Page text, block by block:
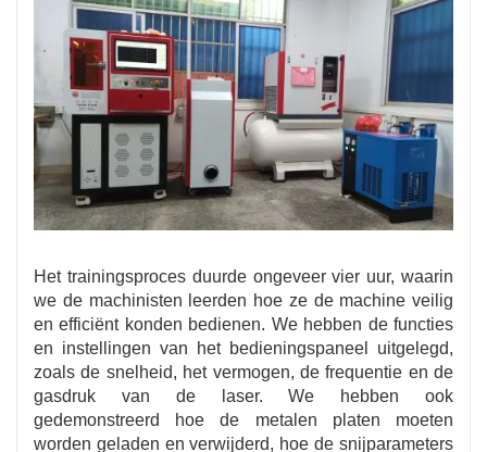
Het trainingsproces duurde ongeveer vier uur, waarin
we de machinisten leerden hoe ze de machine veilig
en efficiënt konden bedienen. We hebben de functies
en instellingen van het bedieningspaneel uitgelegd,
zoals de snelheid, het vermogen, de frequentie en de
gasdruk van de laser. We hebben ook
gedemonstreerd hoe de metalen platen moeten
worden geladen en verwijderd, hoe de snijparameters